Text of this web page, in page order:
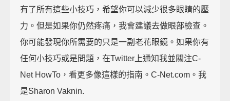
有了所有這些小技巧，希望你可以減少很多眼睛的壓
力。但是如果你仍然疼痛，我會建議去做眼部檢查。
你可能發現你所需要的只是一副老花眼鏡。如果你有
任何小技巧或是問題，在Twitter上通知我並關注C-
Net HowTo，看更多像這樣的指南。C-Net.com。我
是Sharon Vaknin.